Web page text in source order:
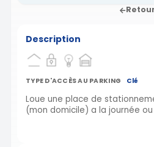
Retour
Description
TYPE D'ACCÈS AU PARKING Clé
Loue une place de
(mon domicile) a la journée